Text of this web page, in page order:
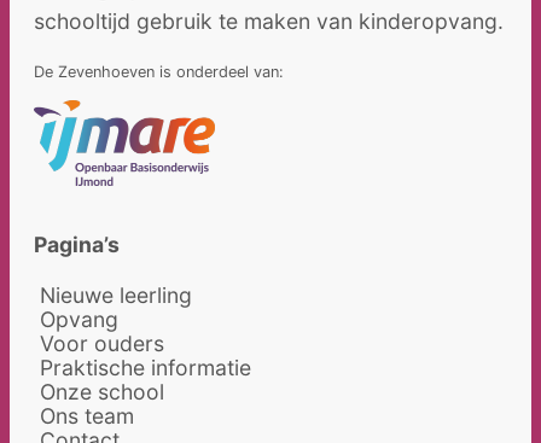
schooltijd gebruik te maken van kinderopvang.
De Zevenhoeven is onderdeel van:
Pagina’s
Nieuwe leerling
Opvang
Voor ouders
Praktische informatie
Onze school
Ons team